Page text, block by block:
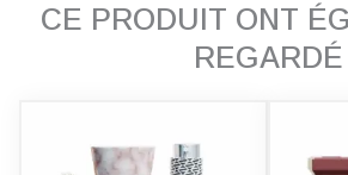
CE PRODUIT ONT
REGARDÉ